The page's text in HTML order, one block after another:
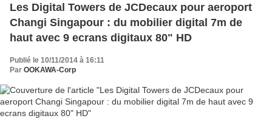
Les Digital Towers de JCDecaux pour aeroport
Changi Singapour : du mobilier digital 7m de
haut avec 9 ecrans digitaux 80" HD
Publié le 10/11/2014 à 16:11
Par OOKAWA-Corp